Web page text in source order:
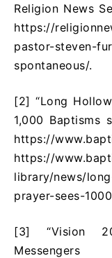
Religion News
https://
pastor-steven-
spontaneous/.
[2] “Long
1,000 Baptisms
https://
https://
library/news/
prayer-sees-
[3] “Vision